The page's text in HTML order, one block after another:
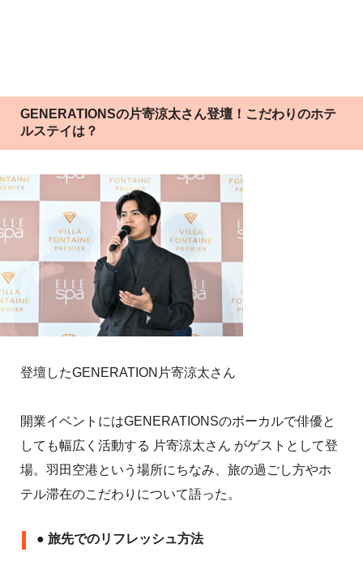
GENERATIONSの片寄涼太さん登壇！こだわりのホテ
ルステイは？
登壇したGENERATION片寄涼太さん
開業イベントにはGENERATIONSのボーカルで俳優と
しても幅広く活動する 片寄涼太さん がゲストとして登
場。羽田空港という場所にちなみ、旅の過ごし方やホ
テル滞在のこだわりについて語った。
● 旅先でのリフレッシュ方法